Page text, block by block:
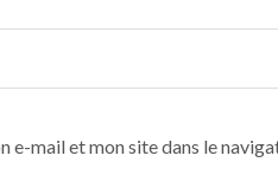
e-mail et mon site dans le